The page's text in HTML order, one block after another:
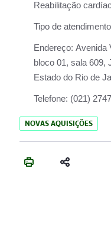
Reabilitação
Tipo de
Endereço: Avenida
bloco 01, sala 609,
Estado do Rio de
Telefone: (021)
NOVAS AQUISIÇÕES